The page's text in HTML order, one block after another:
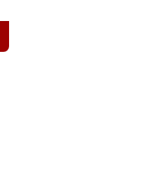
Jatim, Desak Usut